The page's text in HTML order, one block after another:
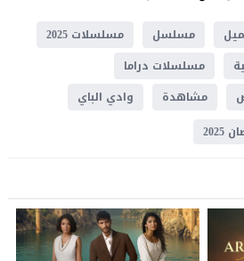
مسلسل
مسلسلات 2025
مسلسلات دراما
مشاهدة وادي الباي